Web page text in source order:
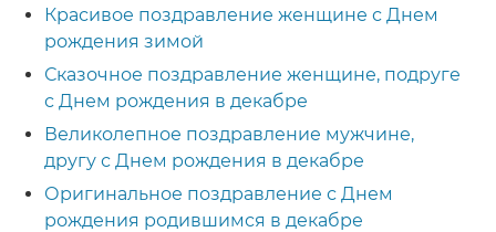
Красивое поздравление женщине с Днем
рождения зимой
Сказочное поздравление женщине, подруге
с Днем рождения в декабре
Великолепное поздравление мужчине,
другу с Днем рождения в декабре
Оригинальное поздравление с Днем
рождения родившимся в декабре